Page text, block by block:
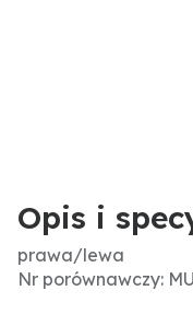
Opis i
prawa/lewa
Nr porównawczy: